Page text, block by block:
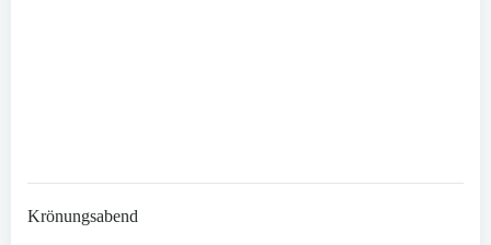
Krönungsabend